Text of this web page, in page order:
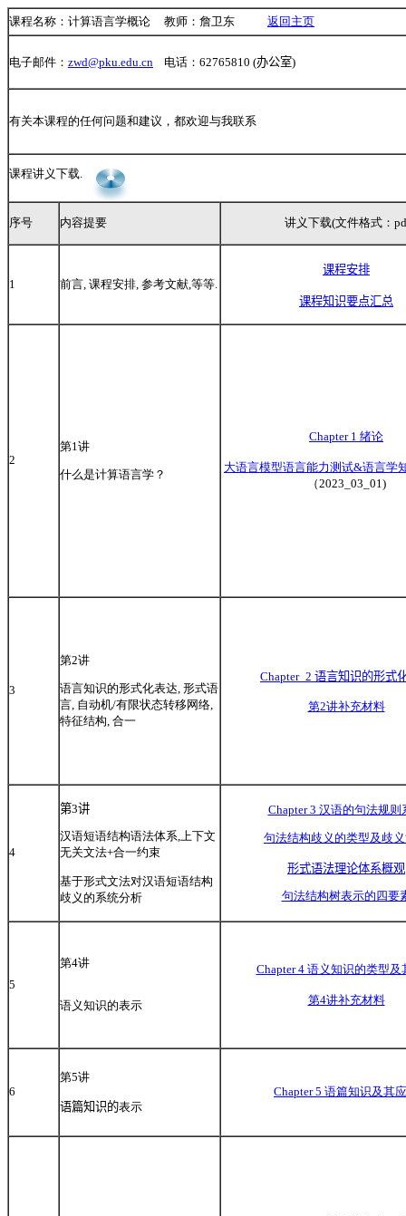
课程名称：计算语言学概论 教师：詹卫东 返回主页
电子邮件： zwd@pku.edu.cn 电话： 62765810 (办公室)
有关本课程的任何问题和建议，都欢迎与我联系
课程讲义下载.
序号 内容提要 讲义下载(文件格式：
1 前言, 课程安排, 参考文献,等等.
课程安排
课程知识要点汇总
2
第1讲
什么是计算语言学？
Chapter 1 绪论
大语言模型语言能力测试&语言学
（2023_03_01)
3
第2讲
语言知识的形式化表达, 形式语
言, 自动机/有限状态转移网络,
特征结构, 合一
Chapter_2 语言知识的形式
第2讲补充材料
4
第3讲
汉语短语结构语法体系,上下文
无关文法+合一约束
基于形式文法对汉语短语结构
歧义的系统分析
Chapter 3 汉语的句法规则
句法结构歧义的类型及歧
形式语法理论体系概观
句法结构树表示的四要
5
第4讲
语义知识的表示
Chapter 4 语义知识的类型及
第4讲补充材料
6
第5讲
语篇知识的表示
Chapter 5 语篇知识及其